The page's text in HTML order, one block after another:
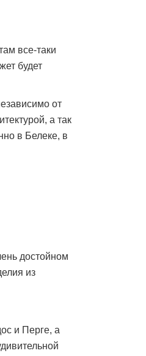
все-таки
будет
от
а так
в Белеке, в
достойном
из
и Перге, а